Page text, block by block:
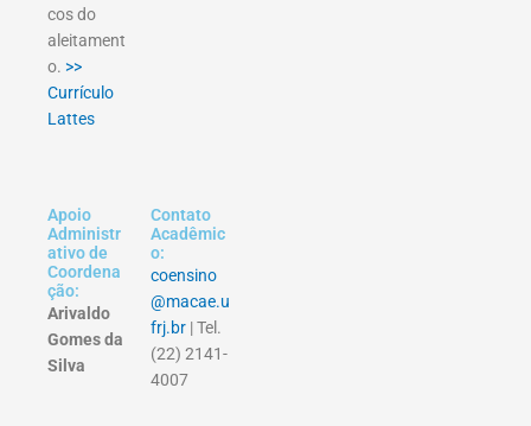
cos do
aleitament
o. >>
Currículo
Lattes
Apoio
Administr
ativo de
Coordena
ção:
Arivaldo
Gomes da
Silva
Contato
Acadêmic
o:
coensino
@macae.u
frj.br | Tel.
(22) 2141-
4007